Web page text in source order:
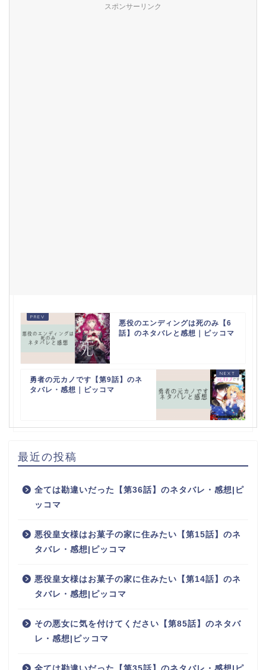
スポンサーリンク
悪役のエンディングは死のみ【6
話】のネタバレと感想｜ピッコマ
勇者の元カノです【第9話】のネ
タバレ・感想｜ピッコマ
最近の投稿
全ては勘違いだった【第36話】のネタバレ・感想|ピ
ッコマ
悪役皇女様はお菓子の家に住みたい【第15話】のネ
タバレ・感想|ピッコマ
悪役皇女様はお菓子の家に住みたい【第14話】のネ
タバレ・感想|ピッコマ
その悪女に気を付けてください【第85話】のネタバ
レ・感想|ピッコマ